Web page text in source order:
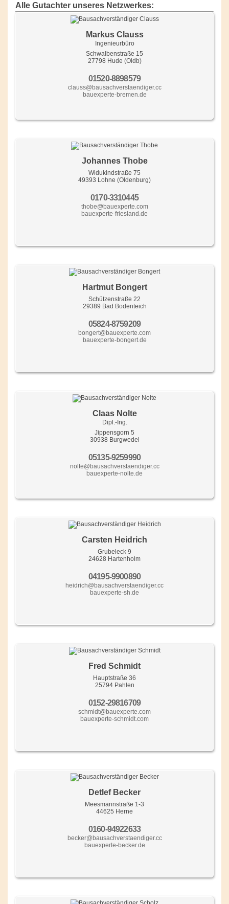
Alle Gutachter unseres Netzwerkes:
Markus Clauss
Ingenieurbüro
Schwalbenstraße 15
27798 Hude (Oldb)
01520-8898579
clauss@bausachverstaendiger.cc
bauexperte-bremen.de
Johannes Thobe
Widukindstraße 75
49393 Lohne (Oldenburg)
0170-3310445
thobe@bauexperte.com
bauexperte-friesland.de
Hartmut Bongert
Schützenstraße 22
29389 Bad Bodenteich
05824-8759209
bongert@bauexperte.com
bauexperte-bongert.de
Claas Nolte
Dipl.-Ing.
Jippensgorn 5
30938 Burgwedel
05135-9259990
nolte@bausachverstaendiger.cc
bauexperte-nolte.de
Carsten Heidrich
Grubeleck 9
24628 Hartenholm
04195-9900890
heidrich@bausachverstaendiger.cc
bauexperte-sh.de
Fred Schmidt
Hauptstraße 36
25794 Pahlen
0152-29816709
schmidt@bauexperte.com
bauexperte-schmidt.com
Detlef Becker
Meesmannstraße 1-3
44625 Herne
0160-94922633
becker@bausachverstaendiger.cc
bauexperte-becker.de